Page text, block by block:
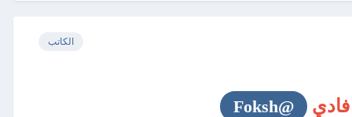
الكاتب
@Foksh